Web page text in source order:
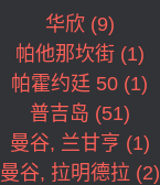
华欣 (9)
帕他那坎街 (1)
帕霍约廷 50 (1)
普吉岛 (51)
曼谷, 兰甘亨 (1)
曼谷, 拉明德拉 (2)